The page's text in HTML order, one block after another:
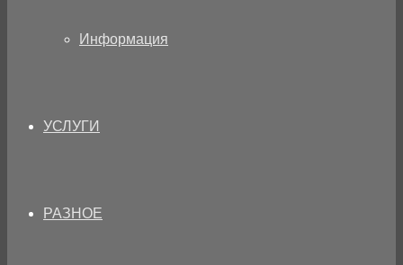
Информация
УСЛУГИ
РАЗНОЕ